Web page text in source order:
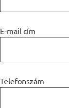
E-mail cím
Telefonszám